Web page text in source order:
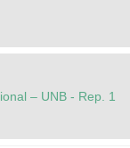
– UNB - Rep. 1